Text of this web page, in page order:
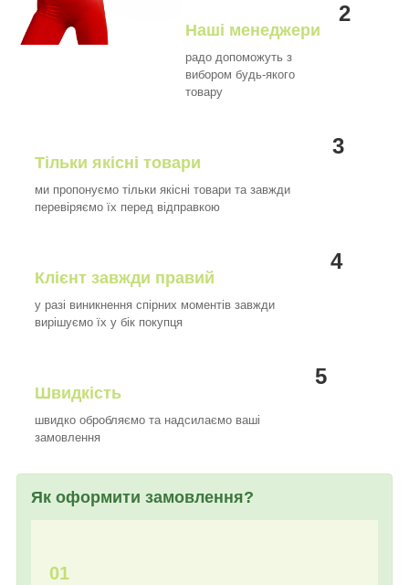
2
Наші менеджери
радо допоможуть з
вибором будь-якого
товару
3
Тільки якісні товари
ми пропонуємо тільки якісні товари та завжди
перевіряємо їх перед відправкою
4
Клієнт завжди правий
у разі виникнення спірних моментів завжди
вирішуємо їх у бік покупця
5
Швидкість
швидко обробляємо та надсилаємо ваші
замовлення
Як оформити замовлення?
01